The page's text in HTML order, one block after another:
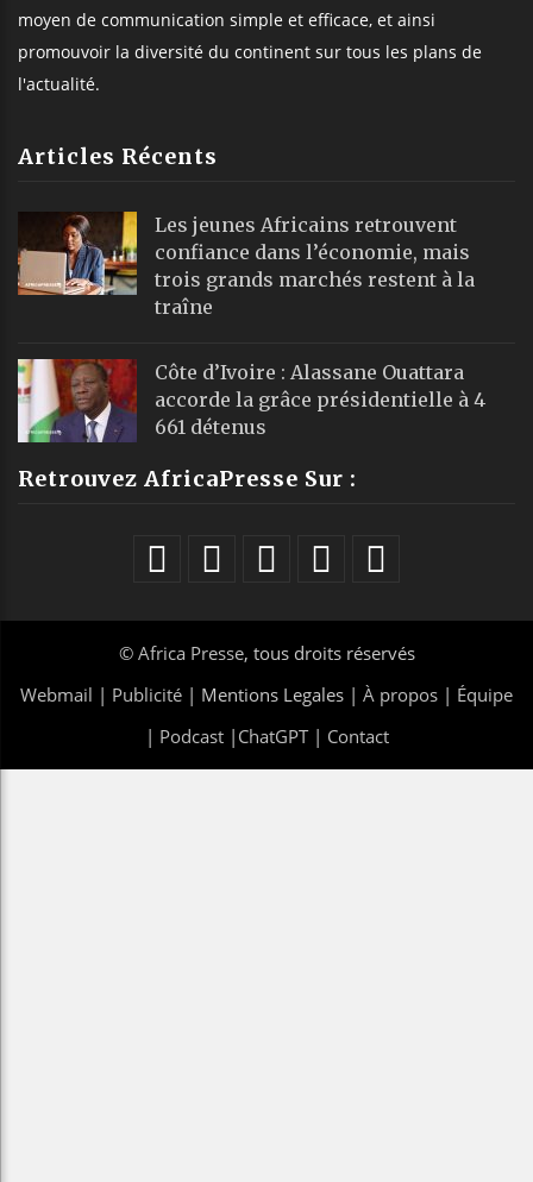
moyen de communication simple et efficace, et ainsi
promouvoir la diversité du continent sur tous les plans de
l'actualité.
Articles Récents
Les jeunes Africains retrouvent
confiance dans l’économie, mais
trois grands marchés restent à la
traîne
Côte d’Ivoire : Alassane Ouattara
accorde la grâce présidentielle à 4
661 détenus
Retrouvez AfricaPresse Sur :
© Africa Presse, tous droits réservés
Webmail | Publicité | Mentions Legales | À propos | Équipe
| Podcast| ChatGPT| Contact